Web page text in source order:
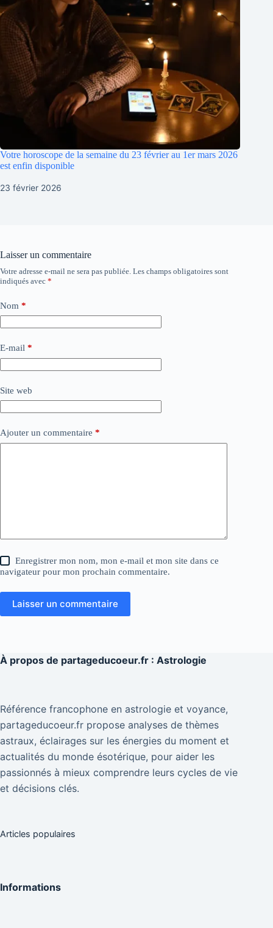
Votre horoscope de la semaine du 23 février au 1er mars 2026
est enfin disponible
23 février 2026
Laisser un commentaire
Votre adresse e-mail ne sera pas publiée. Les champs obligatoires sont
indiqués avec *
Nom *
E-mail *
Site web
Ajouter un commentaire *
Enregistrer mon nom, mon e-mail et mon site dans ce
navigateur pour mon prochain commentaire.
Laisser un commentaire
À propos de partageducoeur.fr : Astrologie
Référence francophone en astrologie et voyance,
partageducoeur.fr propose analyses de thèmes
astraux, éclairages sur les énergies du moment et
actualités du monde ésotérique, pour aider les
passionnés à mieux comprendre leurs cycles de vie
et décisions clés.
Articles populaires
Informations